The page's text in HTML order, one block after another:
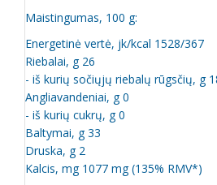
Maistingumas, 100 g:
Energetinė vertė, jk/kcal 1528/367
Riebalai, g 26
- iš kurių sočiųjų riebalų rūgsčių, g
Angliavandeniai, g 0
- iš kurių cukrų, g 0
Baltymai, g 33
Druska, g 2
Kalcis, mg 1077 mg (135% RMV*)